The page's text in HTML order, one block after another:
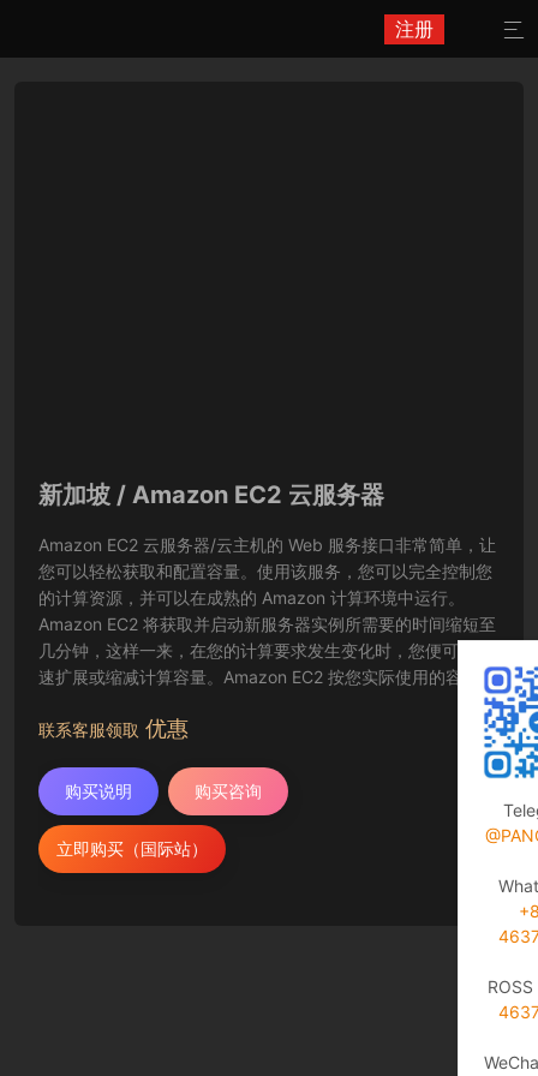
注册 
新加坡 / Amazon EC2 云服务器
Amazon EC2 云服务器/云主机的 Web 服务接口非常简单，让
您可以轻松获取和配置容量。使用该服务，您可以完全控制您
的计算资源，并可以在成熟的 Amazon 计算环境中运行。
Amazon EC2 将获取并启动新服务器实例所需要的时间缩短至
几分钟，这样一来，在您的计算要求发生变化时，您便可以快
速扩展或缩减计算容量。Amazon EC2 按您实际使用的容量收
费，改变了计算的成本结算方式。Amazon EC2 云服务器还为
开发人员提供了创建故障恢复应用程序以及排除常见故障情况
联系客服领取 优惠
购买说明 购买咨询
立即购买（国际站）